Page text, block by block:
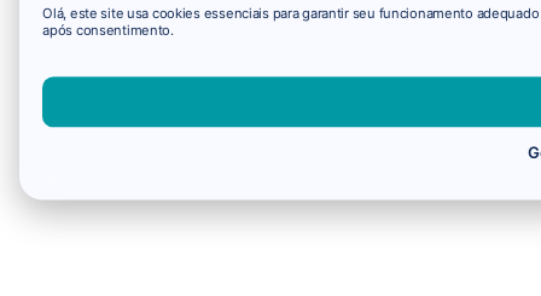
Olá, este site usa cookies essenciais para garantir seu funcionamento
após consentimento.